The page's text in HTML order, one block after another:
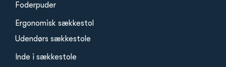
Foderpuder
Ergonomisk sækkestol
Udendørs sækkestole
Inde i sækkestole